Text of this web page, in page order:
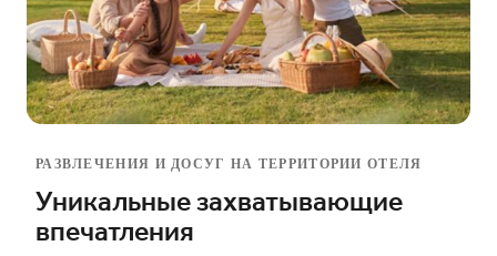
РАЗВЛЕЧЕНИЯ И ДОСУГ НА ТЕРРИТОРИИ ОТЕЛЯ
Уникальные захватывающие
впечатления